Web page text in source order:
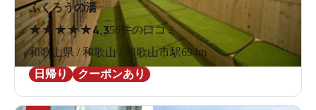
ふくろうの湯
★★★★★4.356件の口コミ
和歌山県 / 和歌山 / 和歌山市駅694m
日帰り
クーポンあり